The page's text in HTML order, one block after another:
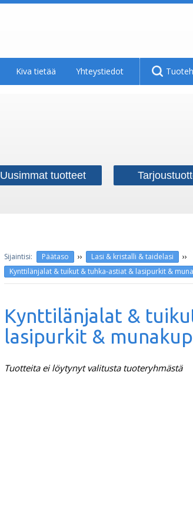
Kiva tietää Yhteystiedot
Uusimmat tuotteet
Päätaso ›› Lasi & kristalli & taidelasi ››
Kynttilänjalat & tuikut & tuhka-astiat & lasipurkit &
Kynttilänjalat &
lasipurkit &
Tuotteita ei löytynyt valitusta tuoteryhmästä